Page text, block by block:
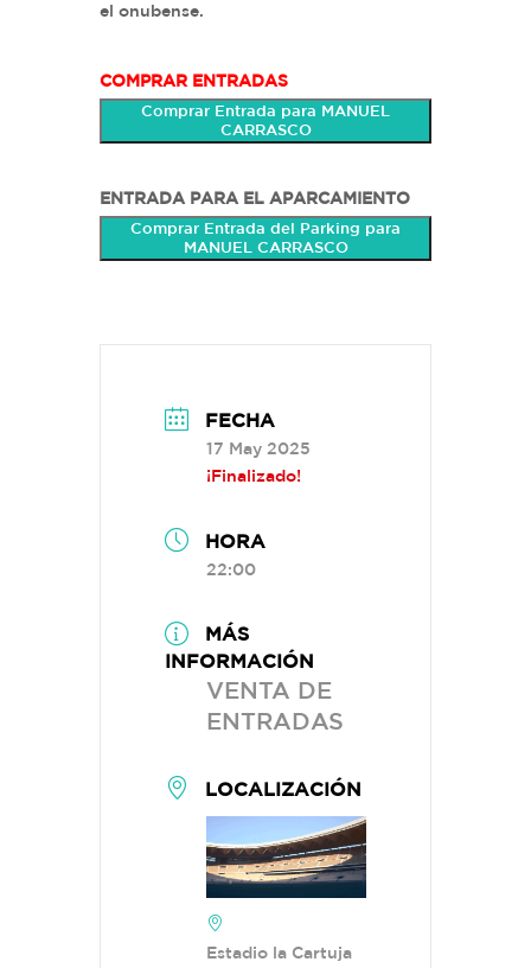
el onubense.
COMPRAR ENTRADAS
Comprar Entrada para MANUEL
CARRASCO
ENTRADA PARA EL APARCAMIENTO
Comprar Entrada del Parking para
MANUEL CARRASCO
FECHA
17 May 2025
¡Finalizado!
HORA
22:00
MÁS
INFORMACIÓN
VENTA DE
ENTRADAS
LOCALIZACIÓN
Estadio la Cartuja